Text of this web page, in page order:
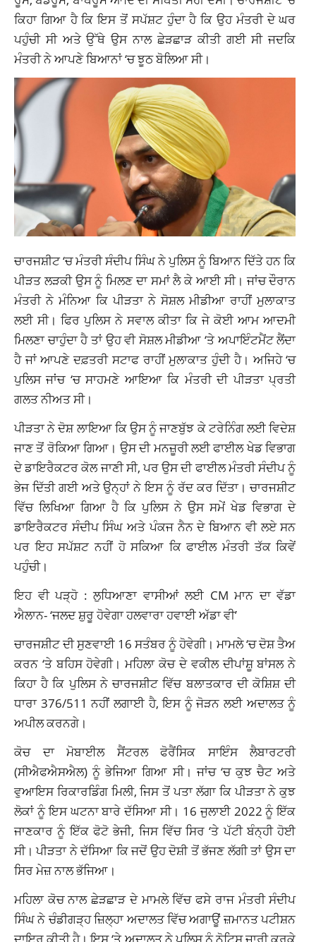
ਕਿਹਾ ਗਿਆ ਹੈ ਕਿ ਇਸ ਤੋਂ ਸਪੱਸ਼ਟ ਹੁੰਦਾ ਹੈ ਕਿ ਉਹ ਮੰਤਰੀ ਦੇ ਘਰ
ਪਹੁੰਚੀ ਸੀ ਅਤੇ ਉੱਥੇ ਉਸ ਨਾਲ ਛੇੜਛਾੜ ਕੀਤੀ ਗਈ ਸੀ ਜਦਕਿ
ਮੰਤਰੀ ਨੇ ਆਪਣੇ ਬਿਆਨਾਂ ‘ਚ ਝੂਠ ਬੋਲਿਆ ਸੀ।
ਚਾਰਜਸ਼ੀਟ ‘ਚ ਮੰਤਰੀ ਸੰਦੀਪ ਸਿੰਘ ਨੇ ਪੁਲਿਸ ਨੂੰ ਬਿਆਨ ਦਿੱਤੇ ਹਨ ਕਿ
ਪੀੜਤ ਲੜਕੀ ਉਸ ਨੂੰ ਮਿਲਣ ਦਾ ਸਮਾਂ ਲੈ ਕੇ ਆਈ ਸੀ। ਜਾਂਚ ਦੌਰਾਨ
ਮੰਤਰੀ ਨੇ ਮੰਨਿਆ ਕਿ ਪੀੜਤਾ ਨੇ ਸੋਸ਼ਲ ਮੀਡੀਆ ਰਾਹੀਂ ਮੁਲਾਕਾਤ
ਲਈ ਸੀ। ਫਿਰ ਪੁਲਿਸ ਨੇ ਸਵਾਲ ਕੀਤਾ ਕਿ ਜੇ ਕੋਈ ਆਮ ਆਦਮੀ
ਮਿਲਣਾ ਚਾਹੁੰਦਾ ਹੈ ਤਾਂ ਉਹ ਵੀ ਸੋਸ਼ਲ ਮੀਡੀਆ ‘ਤੇ ਅਪਾਇੰਟਮੈਂਟ ਲੈਂਦਾ
ਹੈ ਜਾਂ ਆਪਣੇ ਦਫ਼ਤਰੀ ਸਟਾਫ ਰਾਹੀਂ ਮੁਲਾਕਾਤ ਹੁੰਦੀ ਹੈ। ਅਜਿਹੇ ‘ਚ
ਪੁਲਿਸ ਜਾਂਚ ‘ਚ ਸਾਹਮਣੇ ਆਇਆ ਕਿ ਮੰਤਰੀ ਦੀ ਪੀੜਤਾ ਪ੍ਰਤੀ
ਗਲਤ ਨੀਅਤ ਸੀ।
ਪੀੜਤਾ ਨੇ ਦੋਸ਼ ਲਾਇਆ ਕਿ ਉਸ ਨੂੰ ਜਾਣਬੁੱਝ ਕੇ ਟਰੇਨਿੰਗ ਲਈ ਵਿਦੇਸ਼
ਜਾਣ ਤੋਂ ਰੋਕਿਆ ਗਿਆ। ਉਸ ਦੀ ਮਨਜ਼ੂਰੀ ਲਈ ਫਾਈਲ ਖੇਡ ਵਿਭਾਗ
ਦੇ ਡਾਇਰੈਕਟਰ ਕੋਲ ਜਾਣੀ ਸੀ, ਪਰ ਉਸ ਦੀ ਫਾਈਲ ਮੰਤਰੀ ਸੰਦੀਪ ਨੂੰ
ਭੇਜ ਦਿੱਤੀ ਗਈ ਅਤੇ ਉਨ੍ਹਾਂ ਨੇ ਇਸ ਨੂੰ ਰੱਦ ਕਰ ਦਿੱਤਾ। ਚਾਰਜਸ਼ੀਟ
ਵਿੱਚ ਲਿਖਿਆ ਗਿਆ ਹੈ ਕਿ ਪੁਲਿਸ ਨੇ ਉਸ ਸਮੇਂ ਖੇਡ ਵਿਭਾਗ ਦੇ
ਡਾਇਰੈਕਟਰ ਸੰਦੀਪ ਸਿੰਘ ਅਤੇ ਪੰਕਜ ਨੈਨ ਦੇ ਬਿਆਨ ਵੀ ਲਏ ਸਨ
ਪਰ ਇਹ ਸਪੱਸ਼ਟ ਨਹੀਂ ਹੋ ਸਕਿਆ ਕਿ ਫਾਈਲ ਮੰਤਰੀ ਤੱਕ ਕਿਵੇਂ
ਪਹੁੰਚੀ।
ਇਹ ਵੀ ਪੜ੍ਹੋ : ਲੁਧਿਆਣਾ ਵਾਸੀਆਂ ਲਈ CM ਮਾਨ ਦਾ ਵੱਡਾ
ਐਲਾਨ- ‘ਜਲਦ ਸ਼ੁਰੂ ਹੋਵੇਗਾ ਹਲਵਾਰਾ ਹਵਾਈ ਅੱਡਾ ਵੀ’
ਚਾਰਜਸ਼ੀਟ ਦੀ ਸੁਣਵਾਈ 16 ਸਤੰਬਰ ਨੂੰ ਹੋਵੇਗੀ। ਮਾਮਲੇ ‘ਚ ਦੋਸ਼ ਤੈਅ
ਕਰਨ ‘ਤੇ ਬਹਿਸ ਹੋਵੇਗੀ। ਮਹਿਲਾ ਕੋਚ ਦੇ ਵਕੀਲ ਦੀਪਾਂਸ਼ੂ ਬਾਂਸਲ ਨੇ
ਕਿਹਾ ਹੈ ਕਿ ਪੁਲਿਸ ਨੇ ਚਾਰਜਸ਼ੀਟ ਵਿੱਚ ਬਲਾਤਕਾਰ ਦੀ ਕੋਸ਼ਿਸ਼ ਦੀ
ਧਾਰਾ 376/511 ਨਹੀਂ ਲਗਾਈ ਹੈ, ਇਸ ਨੂੰ ਜੋੜਨ ਲਈ ਅਦਾਲਤ ਨੂੰ
ਅਪੀਲ ਕਰਨਗੇ।
ਕੋਚ ਦਾ ਮੋਬਾਈਲ ਸੈਂਟਰਲ ਫੋਰੈਂਸਿਕ ਸਾਇੰਸ ਲੈਬਾਰਟਰੀ
(ਸੀਐਫਐਸਐਲ) ਨੂੰ ਭੇਜਿਆ ਗਿਆ ਸੀ। ਜਾਂਚ ‘ਚ ਕੁਝ ਚੈਟ ਅਤੇ
ਵੁਆਇਸ ਰਿਕਾਰਡਿੰਗ ਮਿਲੀ, ਜਿਸ ਤੋਂ ਪਤਾ ਲੱਗਾ ਕਿ ਪੀੜਤਾ ਨੇ ਕੁਝ
ਲੋਕਾਂ ਨੂੰ ਇਸ ਘਟਨਾ ਬਾਰੇ ਦੱਸਿਆ ਸੀ। 16 ਜੁਲਾਈ 2022 ਨੂੰ ਇੱਕ
ਜਾਣਕਾਰ ਨੂੰ ਇੱਕ ਫੋਟੋ ਭੇਜੀ, ਜਿਸ ਵਿੱਚ ਸਿਰ ‘ਤੇ ਪੱਟੀ ਬੰਨ੍ਹੀ ਹੋਈ
ਸੀ। ਪੀੜਤਾ ਨੇ ਦੱਸਿਆ ਕਿ ਜਦੋਂ ਉਹ ਦੋਸ਼ੀ ਤੋਂ ਭੱਜਣ ਲੱਗੀ ਤਾਂ ਉਸ ਦਾ
ਸਿਰ ਮੇਜ਼ ਨਾਲ ਭੱਜਿਆ।
ਮਹਿਲਾ ਕੋਚ ਨਾਲ ਛੇੜਛਾੜ ਦੇ ਮਾਮਲੇ ਵਿੱਚ ਫਸੇ ਰਾਜ ਮੰਤਰੀ ਸੰਦੀਪ
ਸਿੰਘ ਨੇ ਚੰਡੀਗੜ੍ਹ ਜ਼ਿਲ੍ਹਾ ਅਦਾਲਤ ਵਿੱਚ ਅਗਾਊਂ ਜ਼ਮਾਨਤ ਪਟੀਸ਼ਨ
ਦਾਇਰ ਕੀਤੀ ਹੈ। ਇਸ ‘ਤੇ ਅਦਾਲਤ ਨੇ ਪੁਲਿਸ ਨੂੰ ਨੋਟਿਸ ਜਾਰੀ ਕਰਕੇ